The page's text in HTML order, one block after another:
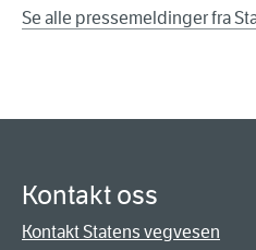
Se alle pressemeldinger fra
Kontakt oss
Kontakt Statens vegvesen